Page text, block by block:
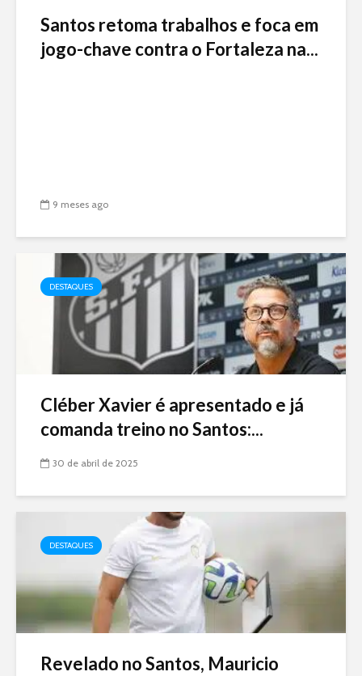
Santos retoma trabalhos e foca em
jogo-chave contra o Fortaleza na...
9 meses ago
DESTAQUES
Cléber Xavier é apresentado e já
comanda treino no Santos:...
30 de abril de 2025
DESTAQUES
Revelado no Santos, Mauricio